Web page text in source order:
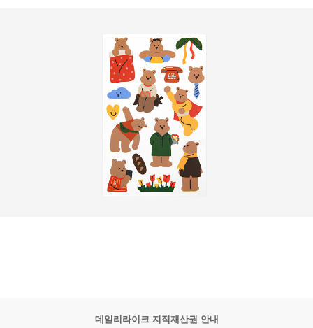
데일리라이크 지적재산권 안내